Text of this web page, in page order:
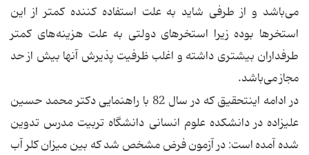
می‌باشد و از طرفی شاید به علت استفاده كننده كمتر از این
استخرها بوده زیرا استخرهای دولتی به علت هزینه‌های كمتر
طرفداران بیشتری داشته و اغلب ظرفیت پذیرش آنها بیش از حد
مجاز می‌باشد.
در ادامه اینتحقیق كه در سال 82 با راهنمایی دكتر محمد حسین
علیزاده در دانشكده علوم انسانی دانشگاه تربیت مدرس تدوین
شده آمده است: در آزمون فرض مشخص شد كه بین میزان كلر آب